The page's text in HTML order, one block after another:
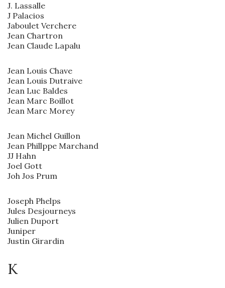
J. Lassalle
J Palacios
Jaboulet Verchere
Jean Chartron
Jean Claude Lapalu
Jean Louis Chave
Jean Louis Dutraive
Jean Luc Baldes
Jean Marc Boillot
Jean Marc Morey
Jean Michel Guillon
Jean Phillppe Marchand
JJ Hahn
Joel Gott
Joh Jos Prum
Joseph Phelps
Jules Desjourneys
Julien Duport
Juniper
Justin Girardin
K